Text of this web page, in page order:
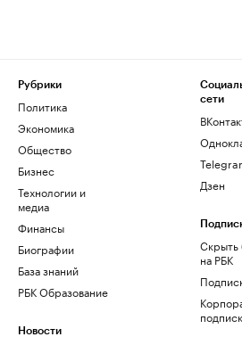
Рубрики
Политика
Экономика
Общество
Бизнес
Технологии и
медиа
Финансы
Биографии
База знаний
РБК Образование
Новости
сети
Дзен
Скрыть
на РБК